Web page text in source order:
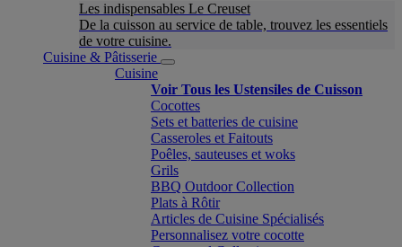
Les indispensables Le Creuset
De la cuisson au service de table, trouvez les essentiels
de votre cuisine.
Cuisine & Pâtisserie
Cuisine
Voir Tous les Ustensiles de Cuisson
Cocottes
Sets et batteries de cuisine
Casseroles et Faitouts
Poêles, sauteuses et woks
Grils
BBQ Outdoor Collection
Plats à Rôtir
Articles de Cuisine Spécialisés
Personnalisez votre cocotte